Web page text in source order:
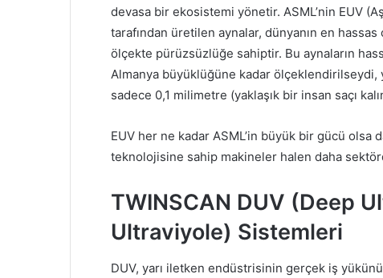
devasa bir ekosistemi yönetir. ASML’nin EUV
tarafından üretilen aynalar, dünyanın en
ölçekte pürüzsüzlüğe sahiptir. Bu aynaların
Almanya büyüklüğüne kadar
sadece 0,1 milimetre (yaklaşık bir insan saçı
EUV her ne kadar ASML’in büyük bir gücü
teknolojisine sahip makineler halen daha
TWINSCAN DUV (Deep
Ultraviyole) Sistemleri
DUV, yarı iletken endüstrisinin gerçek iş